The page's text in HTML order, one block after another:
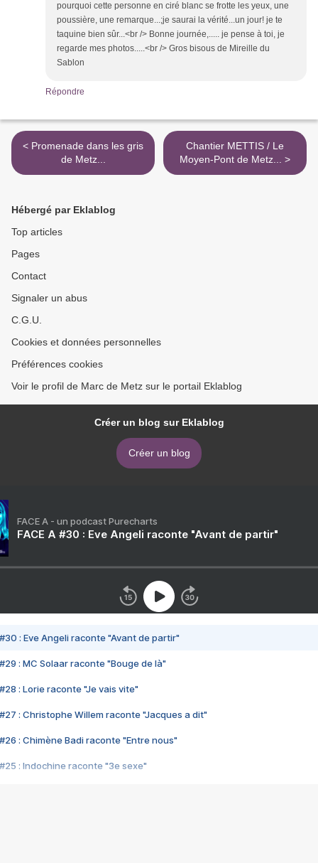
pourquoi cette personne en ciré blanc se frotte les yeux, une
poussière, une remarque...;je saurai la vérité...un jour! je te
taquine bien sûr...<br /> Bonne journée,..... je pense à toi, je
regarde mes photos.....<br /> Gros bisous de Mireille du
Sablon
Répondre
< Promenade dans les gris
de Metz...
Chantier METTIS / Le
Moyen-Pont de Metz... >
Hébergé par Eklablog
Top articles
Pages
Contact
Signaler un abus
C.G.U.
Cookies et données personnelles
Préférences cookies
Voir le profil de Marc de Metz sur le portail Eklablog
Créer un blog sur Eklablog
Créer un blog
FACE A - un podcast Purecharts
FACE A #30 : Eve Angeli raconte "Avant de partir"
#30 : Eve Angeli raconte "Avant de partir"
#29 : MC Solaar raconte "Bouge de là"
#28 : Lorie raconte "Je vais vite"
#27 : Christophe Willem raconte "Jacques a dit"
#26 : Chimène Badi raconte "Entre nous"
#25 : Indochine raconte "3e sexe"